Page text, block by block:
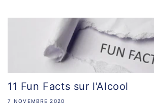
11 Fun Facts sur l'Alcool
7 NOVEMBRE 2020